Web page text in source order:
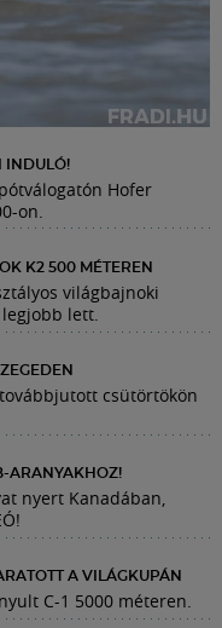
INDULÓ!
Hofer
on.
K2 500 MÉTEREN
világbajnoki
lett.
csütörtökön
ARANYAKHOZ!
nyert Kanadában,
A VILÁGKUPÁN
C-1 5000 méteren.